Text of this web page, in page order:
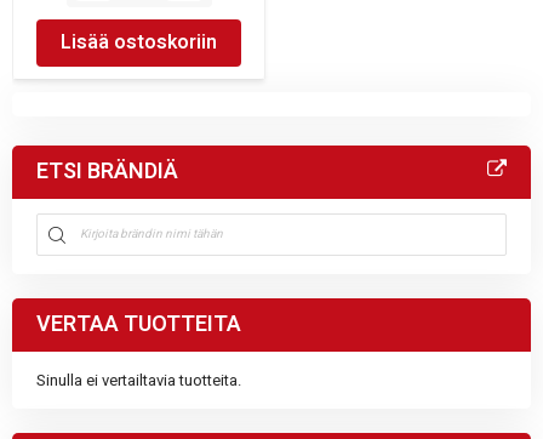
Lisää ostoskoriin
ETSI BRÄNDIÄ
VERTAA TUOTTEITA
Sinulla ei vertailtavia tuotteita.